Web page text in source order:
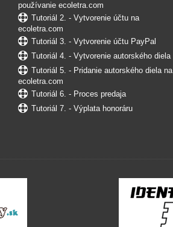
používanie ecoletra.com
Tutoriál 2. - Vytvorenie účtu na
ecoletra.com
Tutoriál 3. - Vytvorenie účtu PayPal
Tutoriál 4. - Vytvorenie autorského diela
Tutoriál 5. - Pridanie autorského diela na
ecoletra.com
Tutoriál 6. - Proces predaja
Tutoriál 7. - Výplata honoráru